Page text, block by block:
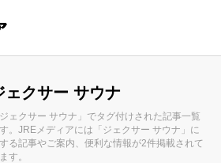
ェクサー サウナ
ジェクサー サウナ」でタグ付けされた記事一覧
。JREメディアには「ジェクサー サウナ」に
る記事やご案内、便利な情報が2件掲載されて
す。